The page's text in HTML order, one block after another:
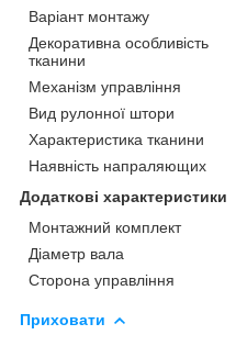
Варіант монтажу
Декоративна особливість
тканини
Механізм управління
Вид рулонної штори
Характеристика тканини
Наявність напраляющих
Додаткові характеристики
Монтажний комплект
Діаметр вала
Сторона управління
Приховати